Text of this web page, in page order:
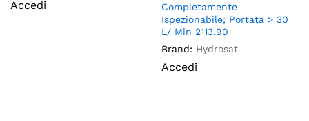
Accedi
Completamente
Ispezionabile; Portata > 30
L/ Min 2113.90
Brand: Hydrosat
Accedi